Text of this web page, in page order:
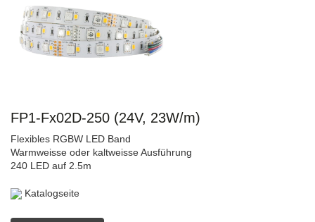
FP1-Fx02D-250 (24V, 23W/m)
Flexibles RGBW LED Band
Warmweisse oder kaltweisse Ausführung
240 LED auf 2.5m
Katalogseite